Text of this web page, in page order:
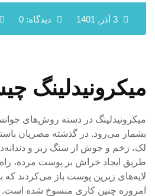
دیدگاه: 0
میکرونیدلینگ
میکرونیدلینگ در دسته روش‌های
بشمار می‌رود. در گذشته مصریان
لک، زخم و جوش از سنگ زبر و
طریق ایجاد خراش بر پوست مرده،
لایه‌های زیرین پوست باز می‌کردند که
امروزه چنین کاری منسوخ شده است.